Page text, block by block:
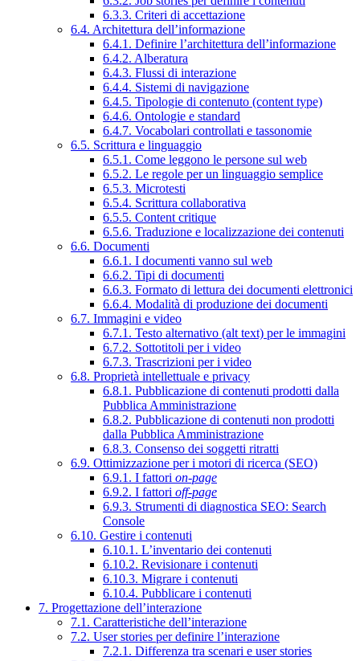
6.3.3. Criteri di accettazione
6.4. Architettura dell’informazione
6.4.1. Definire l’architettura dell’informazione
6.4.2. Alberatura
6.4.3. Flussi di interazione
6.4.4. Sistemi di navigazione
6.4.5. Tipologie di contenuto (content type)
6.4.6. Ontologie e standard
6.4.7. Vocabolari controllati e tassonomie
6.5. Scrittura e linguaggio
6.5.1. Come leggono le persone sul web
6.5.2. Le regole per un linguaggio semplice
6.5.3. Microtesti
6.5.4. Scrittura collaborativa
6.5.5. Content critique
6.5.6. Traduzione e localizzazione dei contenuti
6.6. Documenti
6.6.1. I documenti vanno sul web
6.6.2. Tipi di documenti
6.6.3. Formato di lettura dei documenti elettronici
6.6.4. Modalità di produzione dei documenti
6.7. Immagini e video
6.7.1. Testo alternativo (alt text) per le immagini
6.7.2. Sottotitoli per i video
6.7.3. Trascrizioni per i video
6.8. Proprietà intellettuale e privacy
6.8.1. Pubblicazione di contenuti prodotti dalla
Pubblica Amministrazione
6.8.2. Pubblicazione di contenuti non prodotti
dalla Pubblica Amministrazione
6.8.3. Consenso dei soggetti ritratti
6.9. Ottimizzazione per i motori di ricerca (SEO)
6.9.1. I fattori on-page
6.9.2. I fattori off-page
6.9.3. Strumenti di diagnostica SEO: Search
Console
6.10. Gestire i contenuti
6.10.1. L’inventario dei contenuti
6.10.2. Revisionare i contenuti
6.10.3. Migrare i contenuti
6.10.4. Pubblicare i contenuti
7. Progettazione dell’interazione
7.1. Caratteristiche dell’interazione
7.2. User stories per definire l’interazione
7.2.1. Differenza tra scenari e user stories